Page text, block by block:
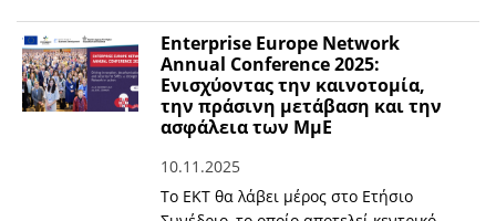
Enterprise Europe Network
Annual Conference 2025:
Ενισχύοντας την καινοτομία,
την πράσινη μετάβαση και την
ασφάλεια των ΜμΕ
10.11.2025
Το ΕΚΤ θα λάβει μέρος στο Ετήσιο